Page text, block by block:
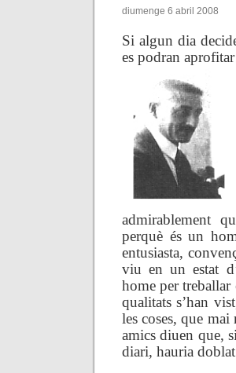
diumenge 6 abril 2008
Si algun dia
es podran
admirablement
perquè és un
entusiasta,
viu en un estat
home per treballar
qualitats s’han
les coses, que
amics diuen que,
diari, hauria